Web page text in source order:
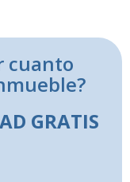
cuanto
GRATIS